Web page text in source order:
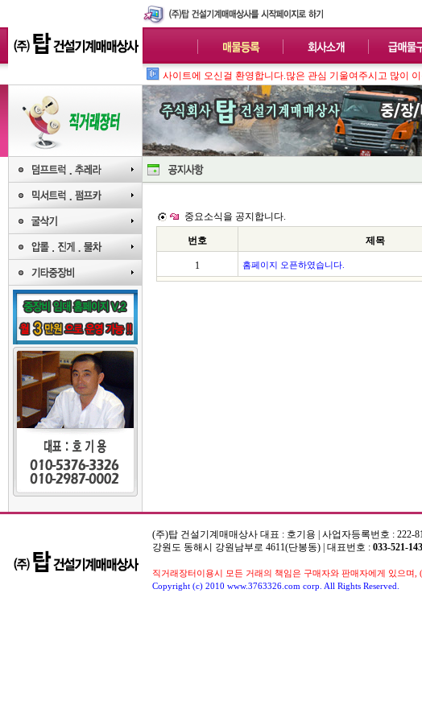
사이트에 오신걸 환영합니다.많은 관심 기울여주시고 많이
중요소식을 공지합니다.
번호 제목
1 홈페이지 오픈하였습니다.
(주)탑 건설기계매매상사 대표 : 호기용 | 사업자등록번호 : 222-
강원도 동해시 강원남부로 4611(단봉동) | 대표번호 : 033-521-
직거래장터이용시 모든 거래의 책임은 구매자와 판매자에게 있으며
Copyright (c) 2010 www.3763326.com corp. All Rights Reserved.